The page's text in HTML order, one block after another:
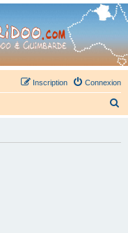
la communauté.
Connexion
Inscription